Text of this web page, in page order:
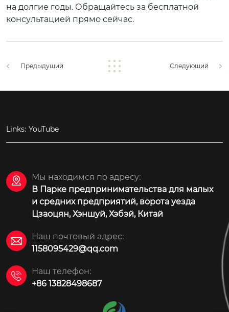
на долгие годы. Обращайтесь за бесплатной
консультацией прямо сейчас.
Предыдущий Следующий
Links: YouTube

Мы находимся по адресу:
В Парке предпринимательства для малых
и средних предприятий, ворота уезда
Цзаоцян, Хэншуй, Хэбэй, Китай

Наш почтовый адрес:
1158095429@qq.com

Наш телефон:
+86 13828498687